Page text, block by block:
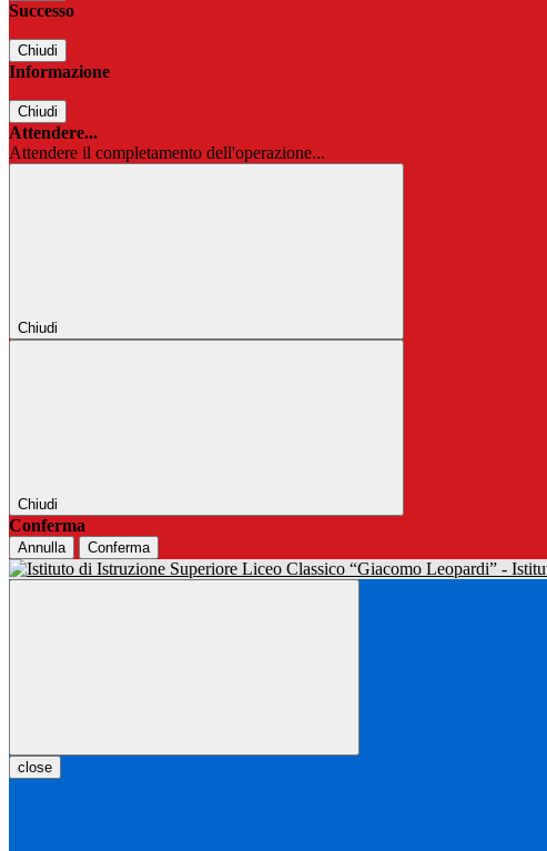
Successo
Chiudi
Informazione
Chiudi
Attendere...
Attendere il completamento dell'operazione...
Chiudi
Chiudi
Conferma
Annulla Conferma
close